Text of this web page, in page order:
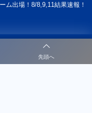
先頭へ
ム出場！8/8,9,11結果速報！